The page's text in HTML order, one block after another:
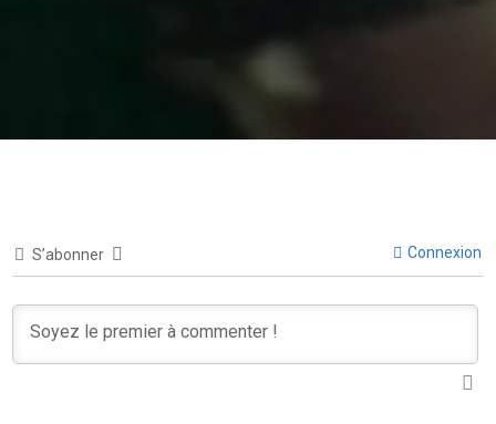
S’abonner Connexion